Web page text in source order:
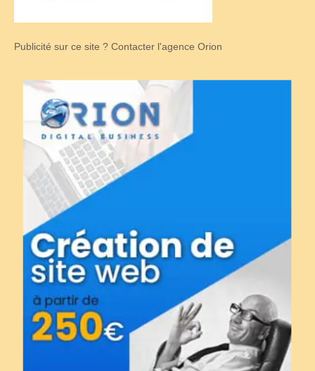
Publicité sur ce site ? Contacter l'agence Orion